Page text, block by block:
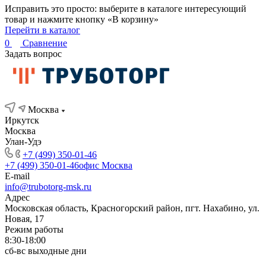
Исправить это просто: выберите в каталоге интересующий
товар и нажмите кнопку «В корзину»
Перейти в каталог
0
Сравнение
Задать вопрос
Москва
Иркутск
Москва
Улан-Удэ
+7 (499) 350-01-46
+7 (499) 350-01-46офис Москва
E-mail
info@trubotorg-msk.ru
Адрес
Московская область, Красногорский район, пгт. Нахабино, ул.
Новая, 17
Режим работы
8:30-18:00
сб-вс выходные дни